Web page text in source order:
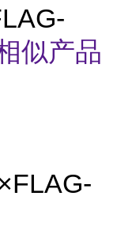
似产品